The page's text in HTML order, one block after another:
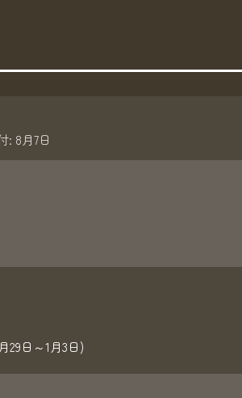
: 8月7日
29日～1月3日)